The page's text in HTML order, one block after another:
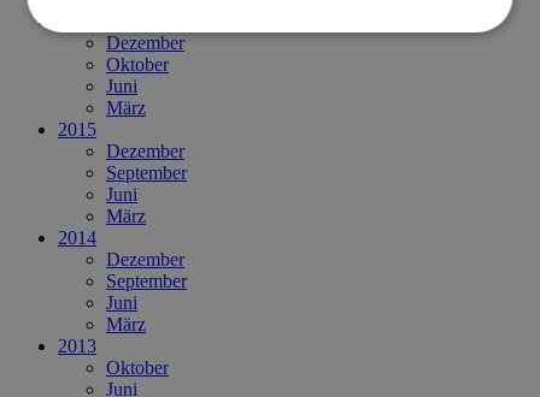
Dezember
Oktober
Juni
März
2015
Dezember
September
Juni
März
2014
Dezember
September
Juni
März
2013
Oktober
Juni